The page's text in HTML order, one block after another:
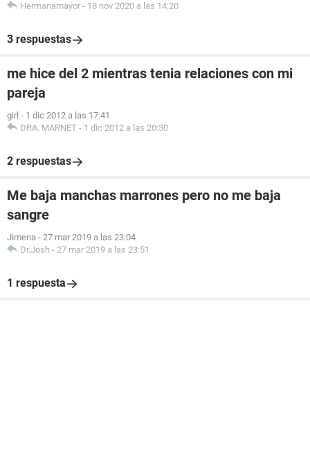
Hermanamayor - 18 nov 2020 a las 14:20
3 respuestas
me hice del 2 mientras tenia relaciones con mi
pareja
girl - 1 dic 2012 a las 17:41
DRA. MARNET - 1 dic 2012 a las 20:30
2 respuestas
Me baja manchas marrones pero no me baja
sangre
Jimena - 27 mar 2019 a las 23:04
Dr.Josh - 27 mar 2019 a las 23:51
1 respuesta